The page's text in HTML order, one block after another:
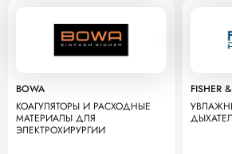
BOWA
КОАГУЛЯТОРЫ И РАСХОДНЫЕ
МАТЕРИАЛЫ ДЛЯ
ЭЛЕКТРОХИРУРГИИ
FISHER